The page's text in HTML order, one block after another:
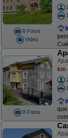
8 Fotos
Video
8 Fotos
km